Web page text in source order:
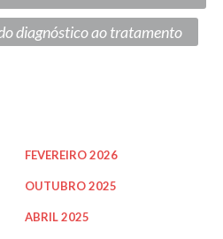
diagnóstico ao tratamento
FEVEREIRO 2026
OUTUBRO 2025
ABRIL 2025